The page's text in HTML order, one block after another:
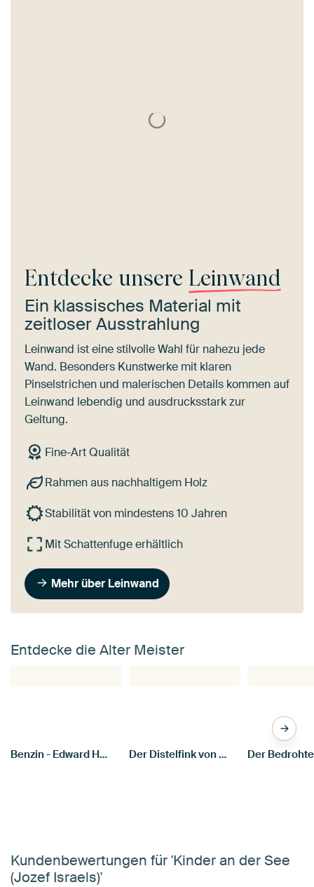
Entdecke unsere Leinwand
Ein klassisches Material mit
zeitloser Ausstrahlung
Leinwand ist eine stilvolle Wahl für nahezu jede
Wand. Besonders Kunstwerke mit klaren
Pinselstrichen und malerischen Details kommen auf
Leinwand lebendig und ausdrucksstark zur
Geltung.
Fine-Art Qualität
Rahmen aus nachhaltigem Holz
Stabilität von mindestens 10 Jahren
Mit Schattenfuge erhältlich
Mehr über Leinwand
Entdecke die Alter Meister
Benzin - Edward Hopper Der Distelfink von Carel Fabritius
Kundenbewertungen für 'Kinder an der See
(Jozef Israels)'